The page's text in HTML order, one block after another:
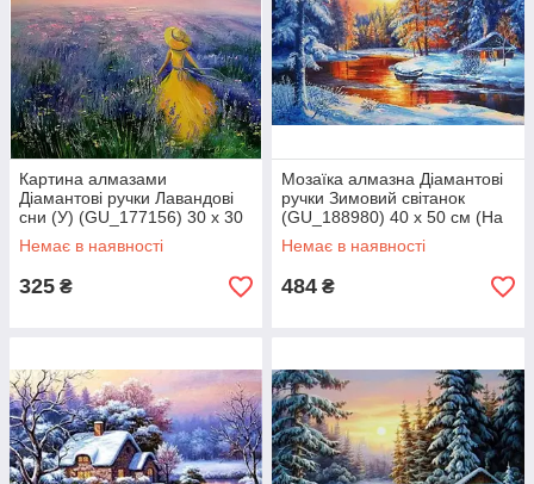
Картина алмазами
Діамантові ручки Лавандові
сни (У) (GU_177156) 30 х 30
см (На підрамнику)
Немає в наявності
325 ₴
Мозаїка алмазна Діамантові
ручки Зимовий світанок
(GU_188980) 40 х 50 см (На
підрамнику)
Немає в наявності
484 ₴